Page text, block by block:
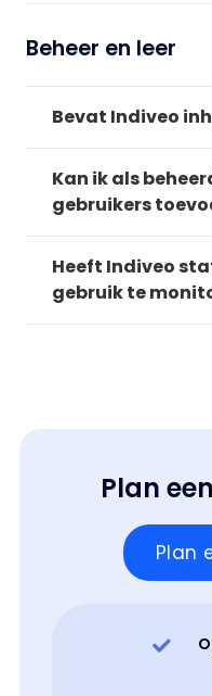
Beheer en leer
Bevat Indiveo
Kan ik als
gebruikers
Heeft Indiveo
gebruik te
Plan
Plan